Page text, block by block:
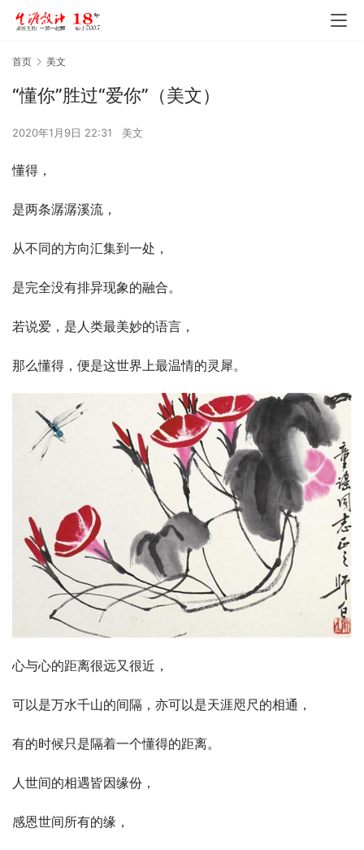
首页 美文
“懂你”胜过“爱你”（美文）
2020年1月9日 22:31 美文
懂得，
是两条潺潺溪流，
从不同的方向汇集到一处，
是完全没有排异现象的融合。
若说爱，是人类最美妙的语言，
那么懂得，便是这世界上最温情的灵犀。
心与心的距离很远又很近，
可以是万水千山的间隔，亦可以是天涯咫尺的相通，
有的时候只是隔着一个懂得的距离。
人世间的相遇皆因缘份，
感恩世间所有的缘，